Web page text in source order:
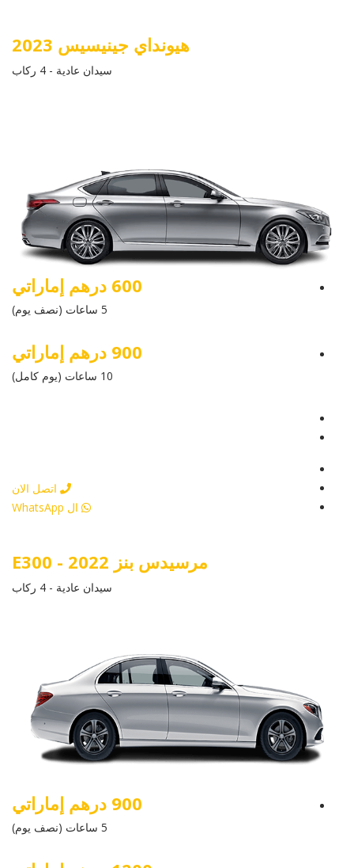
هيونداي جينيسيس 2023
سيدان عادية - 4 ركاب
600 درهم إماراتي
5 ساعات (نصف يوم)
900 درهم إماراتي
10 ساعات (يوم كامل)
اتصل الان
ال WhatsApp
مرسيدس بنز E300 - 2022
سيدان عادية - 4 ركاب
900 درهم إماراتي
5 ساعات (نصف يوم)